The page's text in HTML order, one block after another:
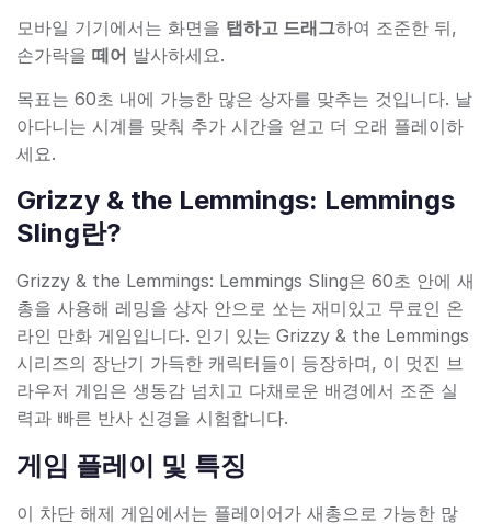
모바일 기기에서는 화면을 탭하고 드래그하여 조준한 뒤,
손가락을 떼어 발사하세요.
목표는 60초 내에 가능한 많은 상자를 맞추는 것입니다. 날
아다니는 시계를 맞춰 추가 시간을 얻고 더 오래 플레이하
세요.
Grizzy & the Lemmings: Lemmings
Sling란?
Grizzy & the Lemmings: Lemmings Sling은 60초 안에 새
총을 사용해 레밍을 상자 안으로 쏘는 재미있고 무료인 온
라인 만화 게임입니다. 인기 있는 Grizzy & the Lemmings
시리즈의 장난기 가득한 캐릭터들이 등장하며, 이 멋진 브
라우저 게임은 생동감 넘치고 다채로운 배경에서 조준 실
력과 빠른 반사 신경을 시험합니다.
게임 플레이 및 특징
이 차단 해제 게임에서는 플레이어가 새총으로 가능한 많